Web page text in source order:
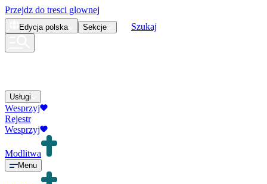
Przejdz do tresci glownej
Edycja polska Sekcje Szukaj
Usługi
Wesprzyj
Rejestr
Wesprzyj
Modlitwa
Menu